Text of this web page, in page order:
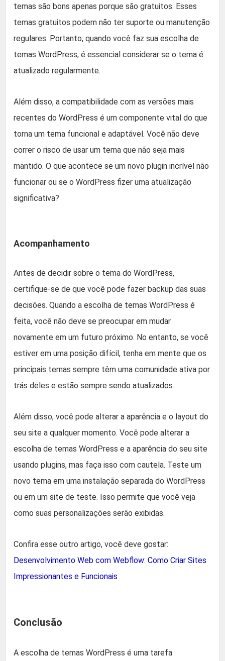
temas são bons apenas porque são gratuitos. Esses
temas gratuitos podem não ter suporte ou manutenção
regulares. Portanto, quando você faz sua escolha de
temas WordPress, é essencial considerar se o tema é
atualizado regularmente.
Além disso, a compatibilidade com as versões mais
recentes do WordPress é um componente vital do que
torna um tema funcional e adaptável. Você não deve
correr o risco de usar um tema que não seja mais
mantido. O que acontece se um novo plugin incrível não
funcionar ou se o WordPress fizer uma atualização
significativa?
Acompanhamento
Antes de decidir sobre o tema do WordPress,
certifique-se de que você pode fazer backup das suas
decisões. Quando a escolha de temas WordPress é
feita, você não deve se preocupar em mudar
novamente em um futuro próximo. No entanto, se você
estiver em uma posição difícil, tenha em mente que os
principais temas sempre têm uma comunidade ativa por
trás deles e estão sempre sendo atualizados.
Além disso, você pode alterar a aparência e o layout do
seu site a qualquer momento. Você pode alterar a
escolha de temas WordPress e a aparência do seu site
usando plugins, mas faça isso com cautela. Teste um
novo tema em uma instalação separada do WordPress
ou em um site de teste. Isso permite que você veja
como suas personalizações serão exibidas.
Confira esse outro artigo, você deve gostar:
Desenvolvimento Web com Webflow: Como Criar Sites
Impressionantes e Funcionais
Conclusão
A escolha de temas WordPress é uma tarefa